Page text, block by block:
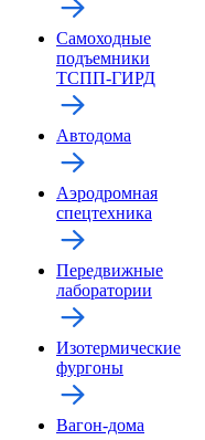
Самоходные
подъемники
ТСПП-ГИРД
Автодома
Аэродромная
спецтехника
Передвижные
лаборатории
Изотермические
фургоны
Вагон-дома